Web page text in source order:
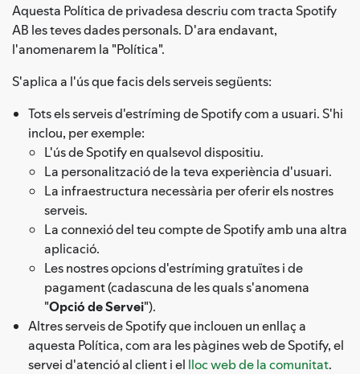
Aquesta Política de privadesa descriu com tracta Spotify
AB les teves dades personals. D'ara endavant,
l'anomenarem la "Política".
S'aplica a l'ús que facis dels serveis següents:
Tots els serveis d'estríming de Spotify com a usuari. S'hi
inclou, per exemple:
L'ús de Spotify en qualsevol dispositiu.
La personalització de la teva experiència d'usuari.
La infraestructura necessària per oferir els nostres
serveis.
La connexió del teu compte de Spotify amb una altra
aplicació.
Les nostres opcions d'estríming gratuïtes i de
pagament (cadascuna de les quals s'anomena
"Opció de Servei").
Altres serveis de Spotify que inclouen un enllaç a
aquesta Política, com ara les pàgines web de Spotify, el
servei d'atenció al client i el lloc web de la comunitat.